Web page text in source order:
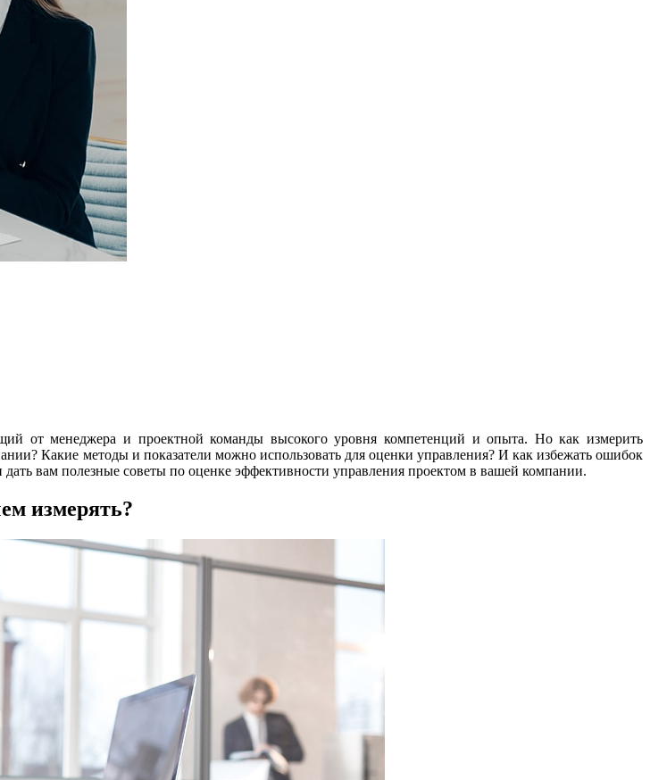
от менеджера и проектной команды высокого уровня компетенций и опыта. Но как измерить
Какие методы и показатели можно использовать для оценки управления? И как избежать ошибок
вам полезные советы по оценке эффективности управления проектом в вашей компании.
измерять?